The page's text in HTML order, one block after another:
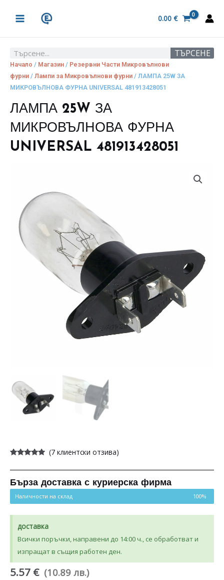
MENU
0.00 €
Search ТЪРСЕНЕ
Начало / Магазин / Резервни Части Микровълнови
фурни / Лампи за Микровълнови фурни / ЛАМПА 25W ЗА
МИКРОВЪЛНОВА ФУРНА UNIVERSAL 481913428051
ЛАМПА 25W ЗА
МИКРОВЪЛНОВА ФУРНА
UNIVERSAL 481913428051
4.86от 5,
на
потребителски
оценки
(7клиентски отзива)
Бърза доставка с куриерска фирма
Наличности на склад 100%
доставка
Всички поръчки, направени до 14:00 ч., се обработват и
изпращат в същия работен ден.
5.57 € (10.89 лв.)